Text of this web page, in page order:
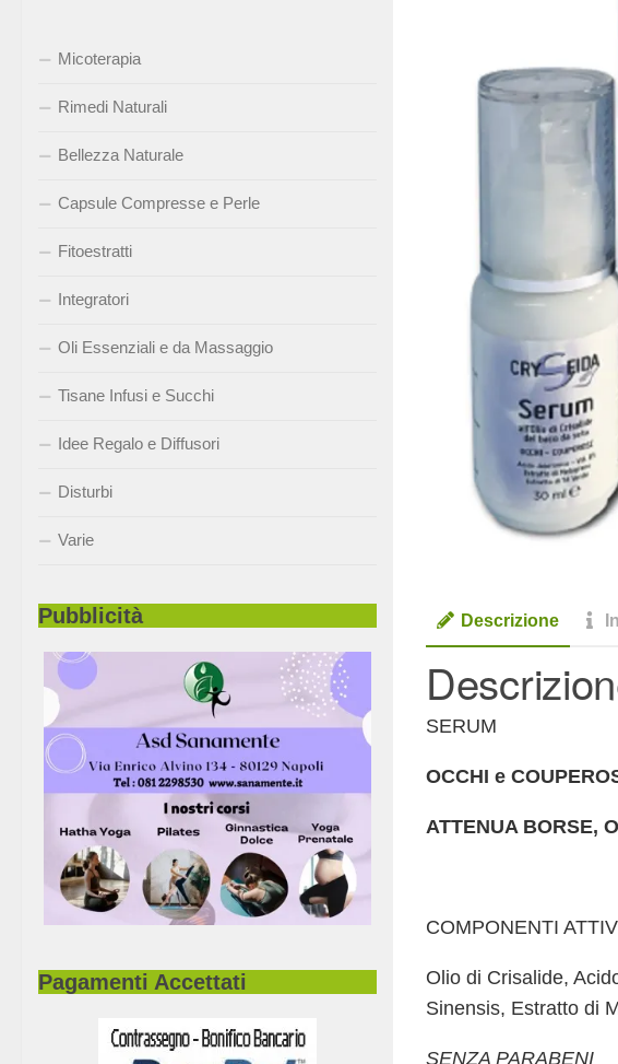
Descrizione
SERUM
OCCHI e
ATTENUA BORSE,
COMPONENTI
Olio di Crisalide,
Sinensis, Estratto di
SENZA PARABENI
Micoterapia
Rimedi Naturali
Bellezza Naturale
Capsule Compresse e Perle
Fitoestratti
Integratori
Oli Essenziali e da Massaggio
Tisane Infusi e Succhi
Idee Regalo e Diffusori
Disturbi
Varie
Pubblicità
Pagamenti Accettati